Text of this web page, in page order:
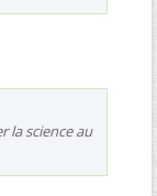
la science au